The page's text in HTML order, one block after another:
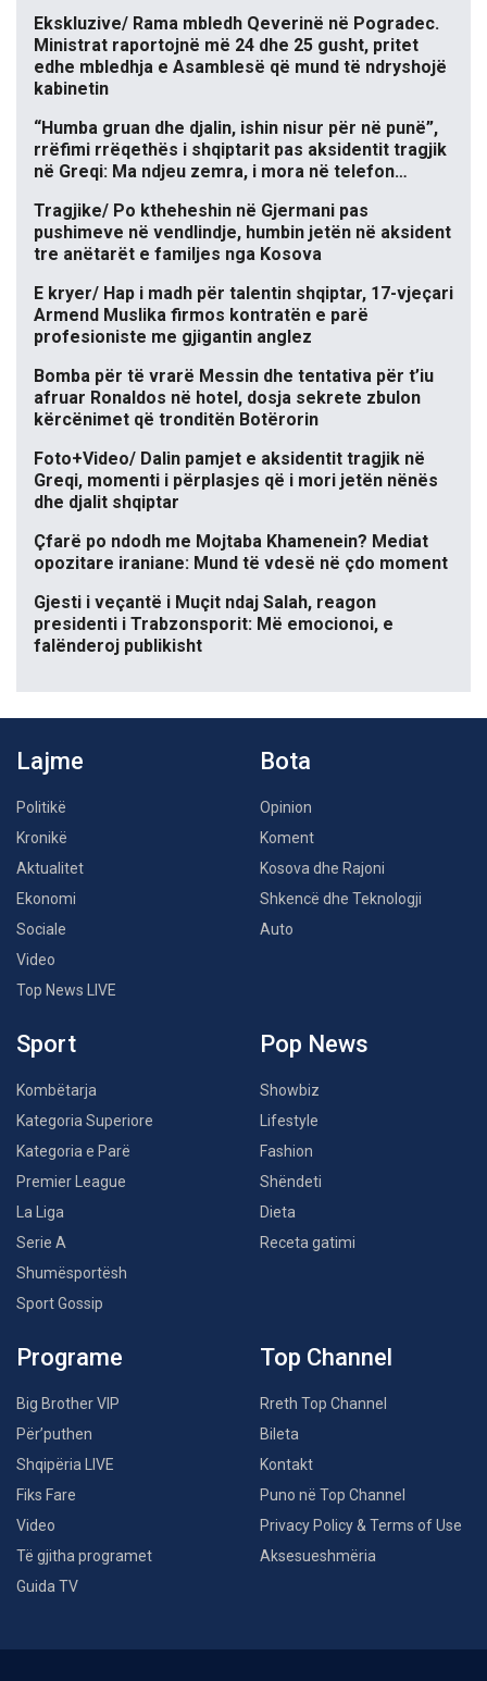
Ekskluzive/ Rama mbledh Qeverinë në Pogradec.
Ministrat raportojnë më 24 dhe 25 gusht, pritet
edhe mbledhja e Asamblesë që mund të ndryshojë
kabinetin
“Humba gruan dhe djalin, ishin nisur për në punë”,
rrëfimi rrëqethës i shqiptarit pas aksidentit tragjik
në Greqi: Ma ndjeu zemra, i mora në telefon…
Tragjike/ Po ktheheshin në Gjermani pas
pushimeve në vendlindje, humbin jetën në aksident
tre anëtarët e familjes nga Kosova
E kryer/ Hap i madh për talentin shqiptar, 17-vjeçari
Armend Muslika firmos kontratën e parë
profesioniste me gjigantin anglez
Bomba për të vrarë Messin dhe tentativa për t’iu
afruar Ronaldos në hotel, dosja sekrete zbulon
kërcënimet që tronditën Botërorin
Foto+Video/ Dalin pamjet e aksidentit tragjik në
Greqi, momenti i përplasjes që i mori jetën nënës
dhe djalit shqiptar
Çfarë po ndodh me Mojtaba Khamenein? Mediat
opozitare iraniane: Mund të vdesë në çdo moment
Gjesti i veçantë i Muçit ndaj Salah, reagon
presidenti i Trabzonsporit: Më emocionoi, e
falënderoj publikisht
Lajme
Politikë
Kronikë
Aktualitet
Ekonomi
Sociale
Video
Top News LIVE
Bota
Opinion
Koment
Kosova dhe Rajoni
Shkencë dhe Teknologji
Auto
Sport
Kombëtarja
Kategoria Superiore
Kategoria e Parë
Premier League
La Liga
Serie A
Shumësportësh
Sport Gossip
Pop News
Showbiz
Lifestyle
Fashion
Shëndeti
Dieta
Receta gatimi
Programe
Big Brother VIP
Për’puthen
Shqipëria LIVE
Fiks Fare
Video
Të gjitha programet
Guida TV
Top Channel
Rreth Top Channel
Bileta
Kontakt
Puno në Top Channel
Privacy Policy & Terms of Use
Aksesueshmëria